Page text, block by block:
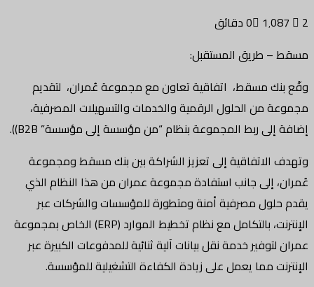
0 1٬087
2 دقائق
مسقط – طريق المستقبل:
وقّع بنك مسقط، اتفاقية تعاون مع مجموعة عُمران، لتقديم
مجموعة من الحلول الرقمية والخدمات والتسهيلات المصرفية،
إضافة إلى ربط المجموعة بنظام “من مؤسسة إلى مؤسسة” B2B)).
وتهدف الاتفاقية إلى تعزيز الشراكة بين بنك مسقط ومجموعة
عُمران، إلى جانب استفادة مجموعة عمران من هذا النظام الذي
يقدم حلول مصرفية أمنة ومتطورة للمؤسسات والشركات عبر
الإنترنت، بالتكامل مع نظام تخطيط الموارد (ERP) الخاص بمجموعة
عمران لتوفير خدمة نقل بيانات آلية ثنائية للمدفوعات الكبيرة عبر
الإنترنت مما يعمل على زيادة الكفاءة التشغيلية للمؤسسة.